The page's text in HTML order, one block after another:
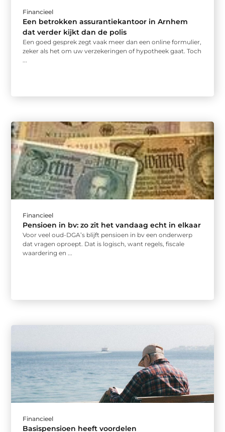
Financieel
Een betrokken assurantiekantoor in Arnhem
dat verder kijkt dan de polis
Een goed gesprek zegt vaak meer dan een online formulier,
zeker als het om uw verzekeringen of hypotheek gaat. Toch
...
Financieel
Pensioen in bv: zo zit het vandaag echt in elkaar
Voor veel oud-DGA’s blijft pensioen in bv een onderwerp
dat vragen oproept. Dat is logisch, want regels, fiscale
waardering en ...
Financieel
Basispensioen heeft voordelen